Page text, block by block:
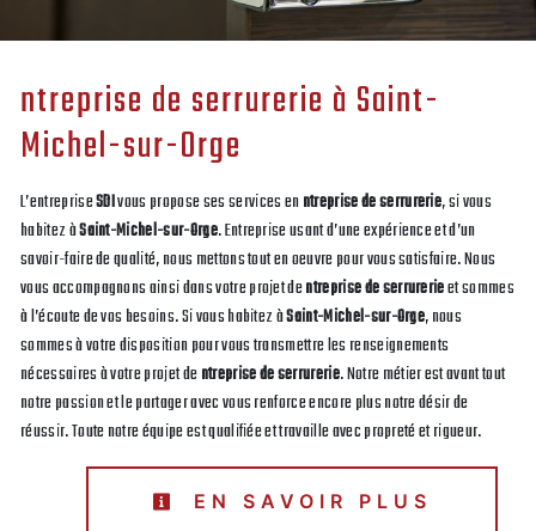
ntreprise de serrurerie à Saint-
Michel-sur-Orge
L’entrepriseSDIvous propose ses services enntreprise de serrurerie, si vous
habitez àSaint-Michel-sur-Orge. Entreprise usant d’une expérience et d’un
savoir-faire de qualité, nous mettons tout en oeuvre pour vous satisfaire. Nous
vous accompagnons ainsi dans votre projet dentreprise de serrurerieet sommes
à l’écoute de vos besoins. Si vous habitez àSaint-Michel-sur-Orge, nous
sommes à votre disposition pour vous transmettre les renseignements
nécessaires à votre projet dentreprise de serrurerie. Notre métier est avant tout
notre passion et le partager avec vous renforce encore plus notre désir de
réussir. Toute notre équipe est qualifiée et travaille avec propreté et rigueur.
EN SAVOIR PLUS